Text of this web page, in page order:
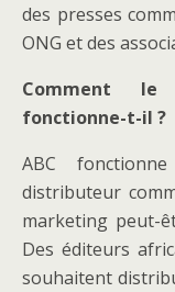
des presses
ONG et des
Comment le
fonctionne-t-il ?
ABC
distributeur
marketing peut-
Des éditeurs
souhaitent